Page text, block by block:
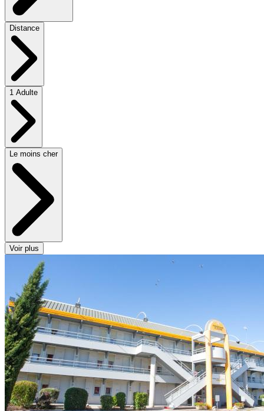
Distance
1 Adulte
Le moins cher
Voir plus